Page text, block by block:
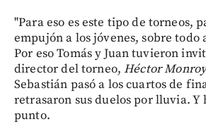
"Para eso es este tipo de torneos,
empujón a los jóvenes, sobre todo
Por eso Tomás y Juan tuvieron
director del torneo,Héctor
Sebastián pasó a los cuartos de
retrasaron sus duelos por lluvia. Y
punto.